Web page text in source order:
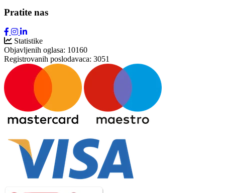
Pratite nas
Statistike
Objavljenih oglasa: 10160
Registrovanih poslodavaca: 3051